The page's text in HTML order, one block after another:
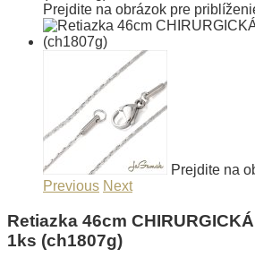
Prejdite na obrázok pre
Prejdite na
Previous Next
Retiazka 46cm
1ks (ch1807g)